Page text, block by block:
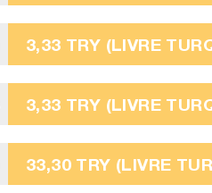
3,33 TRY (LIVRE
3,33 TRY (LIVRE
33,30 TRY (LIVRE